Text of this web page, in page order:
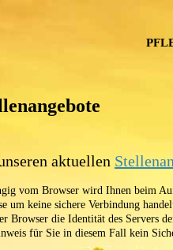
aktuellen
vom Browser wird Ihnen beim
um keine sichere Verbindung
Browser die Identität des Servers
für Sie in diesem Fall kein